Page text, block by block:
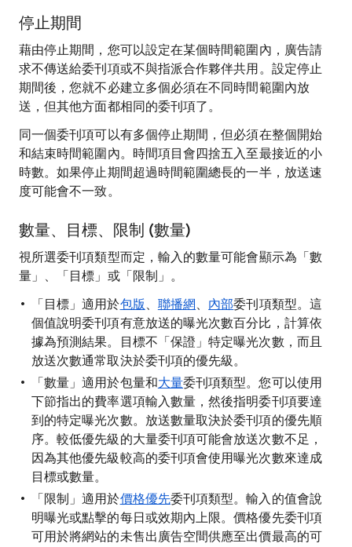
停止期間
藉由停止期間，您可以設定在某個時間範圍內，廣告請
求不傳送給委刊項或不與指派合作夥伴共用。設定停止
期間後，您就不必建立多個必須在不同時間範圍內放
送，但其他方面都相同的委刊項了。
同一個委刊項可以有多個停止期間，但必須在整個開始
和結束時間範圍內。時間項目會四捨五入至最接近的小
時數。如果停止期間超過時間範圍總長的一半，放送速
度可能會不一致。
數量、目標、限制 (數量)
視所選委刊項類型而定，輸入的數量可能會顯示為「數
量」、「目標」或「限制」。
「目標」適用於包版、 聯播網 、 內部委刊項類型。這
個值說明委刊項有意放送的曝光次數百分比，計算依
據為預測結果。目標不「保證」特定曝光次數，而且
放送次數通常取決於委刊項的優先級。
「數量」適用於包量和大量委刊項類型。您可以使用
下節指出的費率選項輸入數量，然後指明委刊項要達
到的特定曝光次數。放送數量取決於委刊項的優先順
序。較低優先級的大量委刊項可能會放送次數不足，
因為其他優先級較高的委刊項會使用曝光次數來達成
目標或數量。
「限制」適用於價格優先委刊項類型。輸入的值會說
明曝光或點擊的每日或效期內上限。價格優先委刊項
可用於將網站的未售出廣告空間供應至出價最高的可